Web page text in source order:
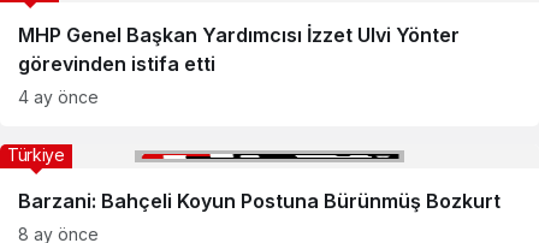
MHP Genel Başkan Yardımcısı İzzet Ulvi Yönter
görevinden istifa etti
4 ay önce
Barzani: Bahçeli Koyun Postuna Bürünmüş Bozkurt
Türkiye
8 ay önce